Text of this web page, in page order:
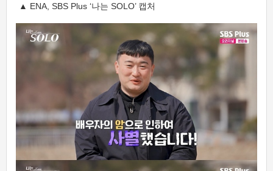
▲ ENA, SBS Plus ‘나는 SOLO’ 캡처